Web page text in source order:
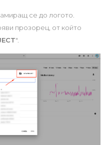
се до логото.
прозорец, от който
".